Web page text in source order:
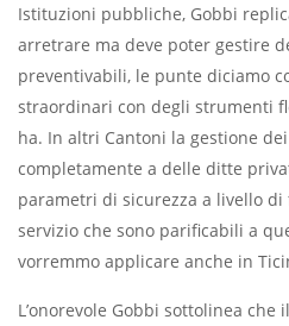
Istituzioni pubbliche, Gobbi
arretrare ma deve poter gestire
preventivabili, le punte diciamo
straordinari con degli strumenti
ha. In altri Cantoni la gestione
completamente a delle ditte
parametri di sicurezza a livello
servizio che sono parificabili a
vorremmo applicare anche in
L’onorevole Gobbi sottolinea